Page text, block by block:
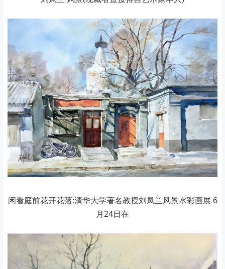
闲看庭前花开花落:清华大学著名教授刘凤兰风景水彩画展 6
月24日在